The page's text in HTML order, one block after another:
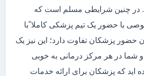
در چنین شرایطی مسلم است که
با حضور یک تیم پزشکی کاملا ًبا
حضور پزشکان تفاوت دارد؛ این نیز یک
شما در هر مرکز درمانی به خوبی
اید که پزشکان برای ارائه خدمات